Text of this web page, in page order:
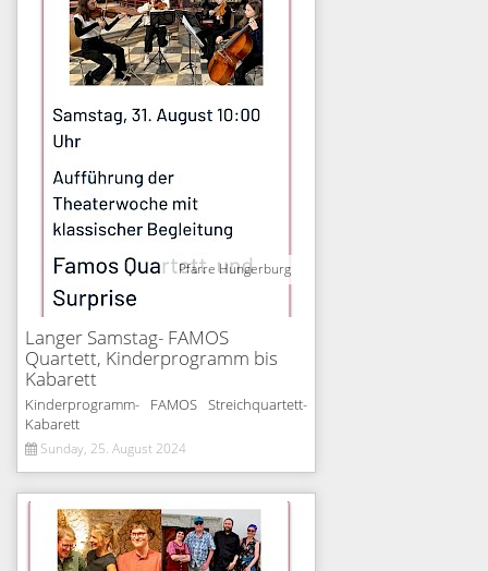
Pfarre Hungerburg
Langer Samstag- FAMOS
Quartett, Kinderprogramm bis
Kabarett
Kinderprogramm- FAMOS Streichquartett-
Kabarett
Sunday, 25. August 2024